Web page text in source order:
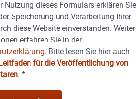
Nutzung dieses Formulars erklären Sie
Speicherung und Verarbeitung Ihrer
diese Website einverstanden.
erfahren Sie in der
Bitte lesen Sie hier auch
für die Veröffentlichung von
.*